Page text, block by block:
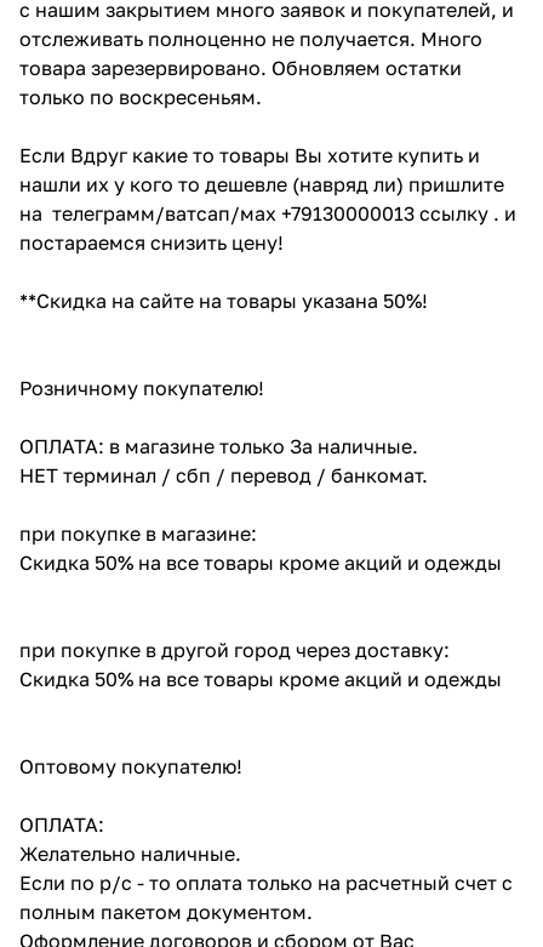
с нашим закрытием много заявок и покупателей, и
отслеживать полноценно не получается. Много
товара зарезервировано. Обновляем остатки
только по воскресеньям.
Если Вдруг какие то товары Вы хотите купить и
нашли их у кого то дешевле (навряд ли) пришлите
на телеграмм/ватсап/мах +79130000013 ссылку . и
постараемся снизить цену!
**Скидка на сайте на товары указана 50%!
Розничному покупателю!
ОПЛАТА: в магазине только За наличные.
НЕТ терминал / сбп / перевод / банкомат.
при покупке в магазине:
Скидка 50% на все товары кроме акций и одежды
при покупке в другой город через доставку:
Скидка 50% на все товары кроме акций и одежды
Оптовому покупателю!
ОПЛАТА:
Желательно наличные.
Если по р/с - то оплата только на расчетный счет с
полным пакетом документом.
Оформление договоров и сбором от Вас